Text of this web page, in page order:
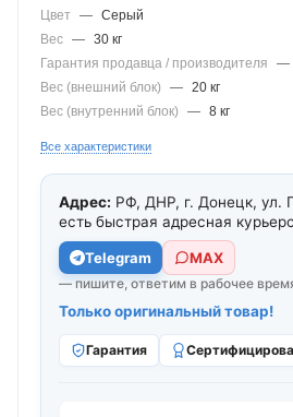
Цвет
— Серый
Вес — 30 кг
Гарантия продавца / производителя
—
Вес (внешний блок)
— 20 кг
Вес (внутренний блок)
— 8 кг
Все характеристики
Адрес: РФ, ДНР, г. Донецк,
есть быстрая адресная
Telegram МАХ
— пишите, ответим в рабочее
Только оригинальный товар!
Гарантия